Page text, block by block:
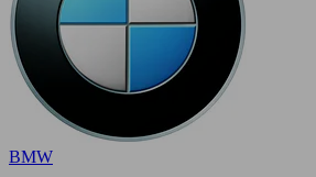
BMW